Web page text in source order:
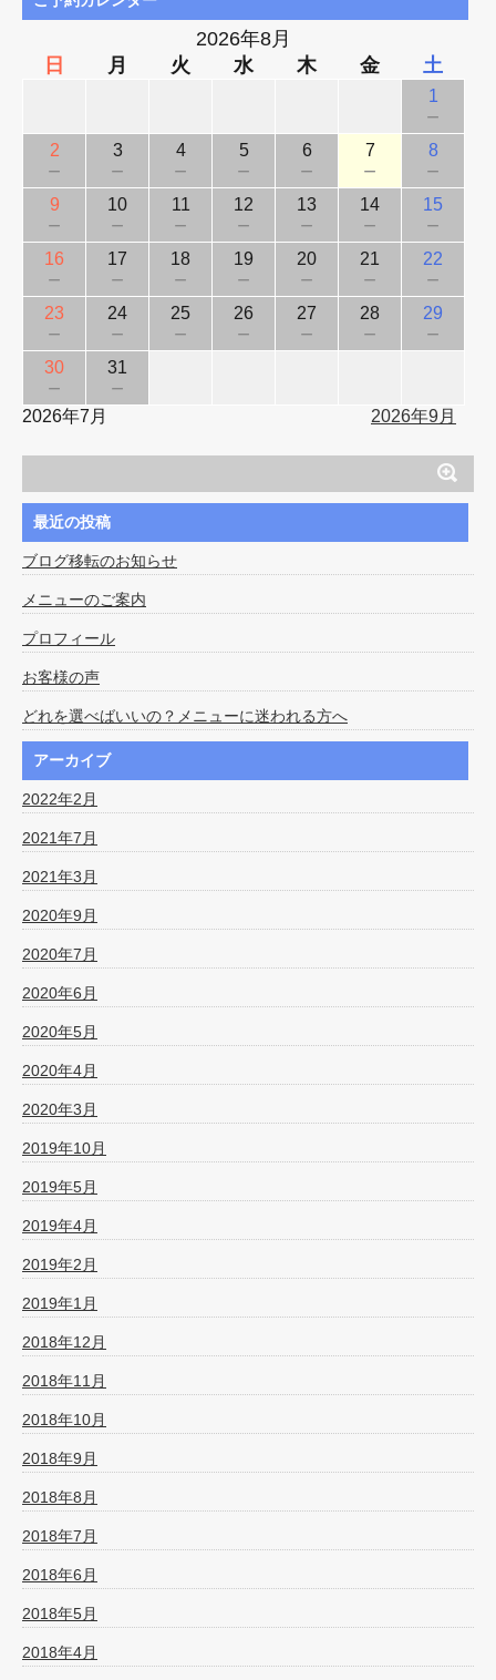
2026年8月
日
月 火 水 木 金 土
1
－
2
－
3
－
4
－
5
－
6
－
7
－
8
－
9
－
10
－
11
－
12
－
13
－
14
－
15
－
16
－
17
－
18
－
19
－
20
－
21
－
22
－
23
－
24
－
25
－
26
－
27
－
28
－
29
－
30
－
31
－
2026年7月 2026年9月
最近の投稿
ブログ移転のお知らせ
メニューのご案内
プロフィール
お客様の声
どれを選べばいいの？メニューに迷われる方へ
アーカイブ
2022年2月
2021年7月
2021年3月
2020年9月
2020年7月
2020年6月
2020年5月
2020年4月
2020年3月
2019年10月
2019年5月
2019年4月
2019年2月
2019年1月
2018年12月
2018年11月
2018年10月
2018年9月
2018年8月
2018年7月
2018年6月
2018年5月
2018年4月